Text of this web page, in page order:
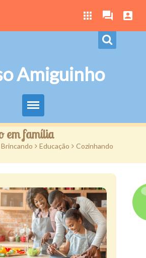
Amiguinho
em família
> Educação > Cozinhando